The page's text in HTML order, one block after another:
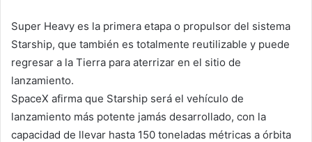
Super Heavy es la primera etapa o propulsor del sistema
Starship, que también es totalmente reutilizable y puede
regresar a la Tierra para aterrizar en el sitio de
lanzamiento.
SpaceX afirma que Starship será el vehículo de
lanzamiento más potente jamás desarrollado, con la
capacidad de llevar hasta 150 toneladas métricas a órbita